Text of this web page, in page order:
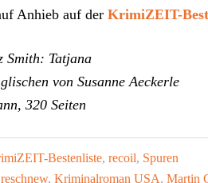
Anhieb auf der KrimiZEIT-
Smith: Tatjana
von Susanne Aeckerle
320 Seiten
Bestenliste, recoil, Spuren
, Kriminalroman USA, Martin